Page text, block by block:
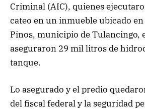
Criminal (AIC), quienes
cateo en un inmueble ubicado
Pinos, municipio de Tulancingo,
aseguraron 29 mil litros de
tanque.
Lo asegurado y el predio
del fiscal federal y la seguridad